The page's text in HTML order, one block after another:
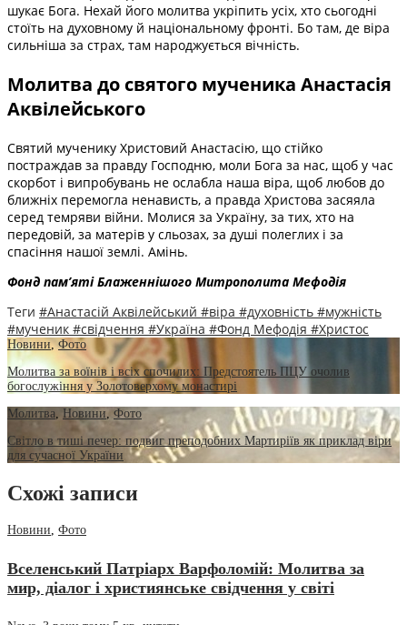
шукає Бога. Нехай його молитва укріпить усіх, хто сьогодні
стоїть на духовному й національному фронті. Бо там, де віра
сильніша за страх, там народжується вічність.
Молитва до святого мученика Анастасія
Аквілейського
Святий мученику Христовий Анастасію, що стійко
постраждав за правду Господню, моли Бога за нас, щоб у час
скорбот і випробувань не ослабла наша віра, щоб любов до
ближніх перемогла ненависть, а правда Христова засяяла
серед темряви війни. Молися за Україну, за тих, хто на
передовій, за матерів у сльозах, за душі полеглих і за
спасіння нашої землі. Амінь.
Фонд пам’яті Блаженнішого Митрополита Мефодія
Теги #Анастасій Аквілейський #віра #духовність #мужність
#мученик #свідчення #Україна #Фонд Мефодія #Христос
Новини, Фото
Молитва за воїнів і всіх спочилих: Предстоятель ПЦУ очолив
богослужіння у Золотоверхому монастирі
Молитва Новини Фото
Світло в тиші печер: подвиг преподобних Мартиріїв як приклад віри
для сучасної України
Схожі записи
Новини, Фото
Вселенський Патріарх Варфоломій: Молитва за
мир, діалог і християнське свідчення у світі